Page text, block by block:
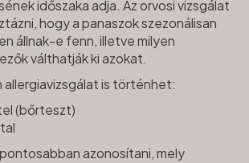
időszaka adja. Az orvosi vizsgálat
hogy a panaszok szezonálisan
állnak-e fenn, illetve milyen
válthatják ki azokat.
allergiavizsgálat is történhet:
(bőrteszt)
azonosítani, mely